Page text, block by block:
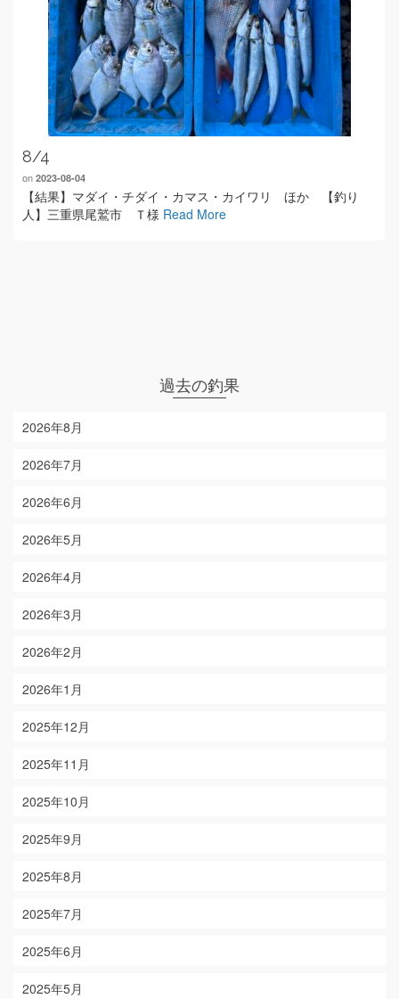
8/4
on 2023-08-04
【結果】マダイ・チダイ・カマス・カイワリ ほか 【釣り
人】三重県尾鷲市 Ｔ様 Read More
過去の釣果
2026年8月
2026年7月
2026年6月
2026年5月
2026年4月
2026年3月
2026年2月
2026年1月
2025年12月
2025年11月
2025年10月
2025年9月
2025年8月
2025年7月
2025年6月
2025年5月